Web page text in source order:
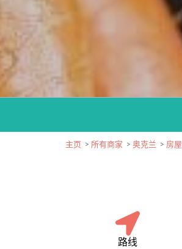
主页 > 所有商家 > 奥克兰 > 房屋
路线